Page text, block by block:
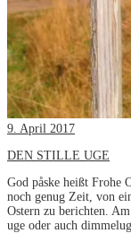
9. April 2017
DEN STILLE UGE
God påske heißt Frohe
noch genug Zeit, von
Ostern zu berichten.
uge oder auch